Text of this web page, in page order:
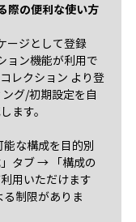
際の便利な使い方
ージとして登録
ョン機能が利用で
レクション より登
グ/初期設定を自
ます。
な構成を目的別
タブ → 「構成の
用いただけます
る制限がありま